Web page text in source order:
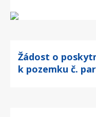
Žádost o
k pozemku č.